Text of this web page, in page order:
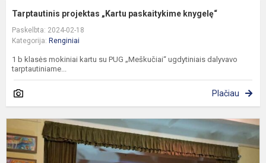
Tarptautinis projektas „Kartu paskaitykime knygelę“
Paskelbta: 2024-02-18
Kategorija: Renginiai
1 b klasės mokiniai kartu su PUG „Meškučiai“ ugdytiniais dalyvavo
tarptautiniame...
Plačiau